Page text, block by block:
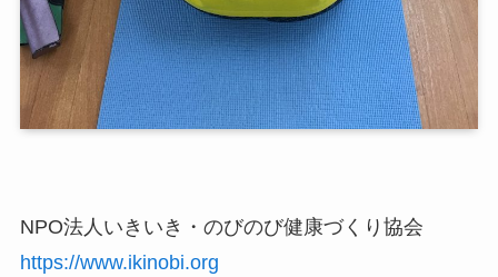
NPO法人いきいき・のびのび健康づくり協会
https://www.ikinobi.org